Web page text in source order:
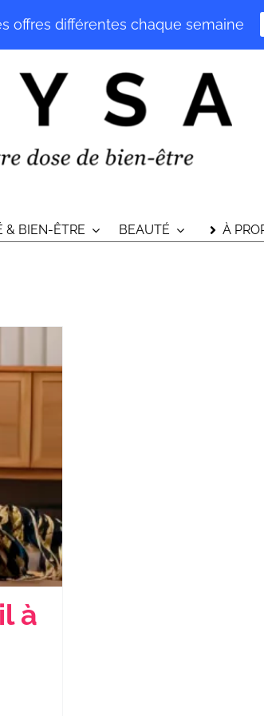
& BIEN-ÊTRE BEAUTÉ À
à
offres différentes chaque semaine